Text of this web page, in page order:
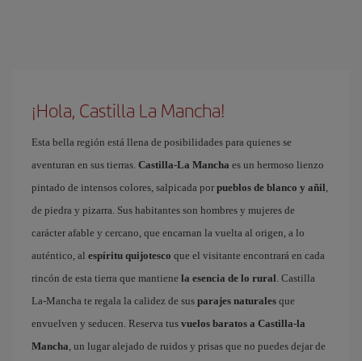
¡Hola, Castilla La Mancha!
Esta bella región está llena de posibilidades para quienes se
aventuran en sus tierras. Castilla-La Mancha es un hermoso lienzo
pintado de intensos colores, salpicada por pueblos de blanco y añil
de piedra y pizarra. Sus habitantes son hombres y mujeres de
carácter afable y cercano, que encarnan la vuelta al origen, a lo
auténtico, al espíritu quijotesco que el visitante encontrará en cada
rincón de esta tierra que mantiene la esencia de lo rural . Castilla
La-Mancha te regala la calidez de sus parajes naturales que
envuelven y seducen. Reserva tus vuelos baratos a Castilla-la
Mancha , un lugar alejado de ruidos y prisas que no puedes dejar de